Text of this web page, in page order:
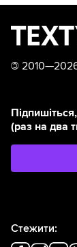
©
(раз на два
Стежити: